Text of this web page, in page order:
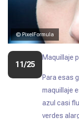
© PixelFormula
11/25
Maquillaje
Para esas
maquillaje
azul casi
verdes